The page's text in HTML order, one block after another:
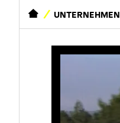
STARTSEITEUNTERNEHMEN